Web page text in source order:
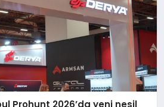
Prohunt 2026’da yeni nesil